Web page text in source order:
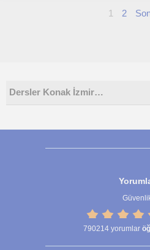
1 2
Dersler Konak İzmir…
790214 yorumlar